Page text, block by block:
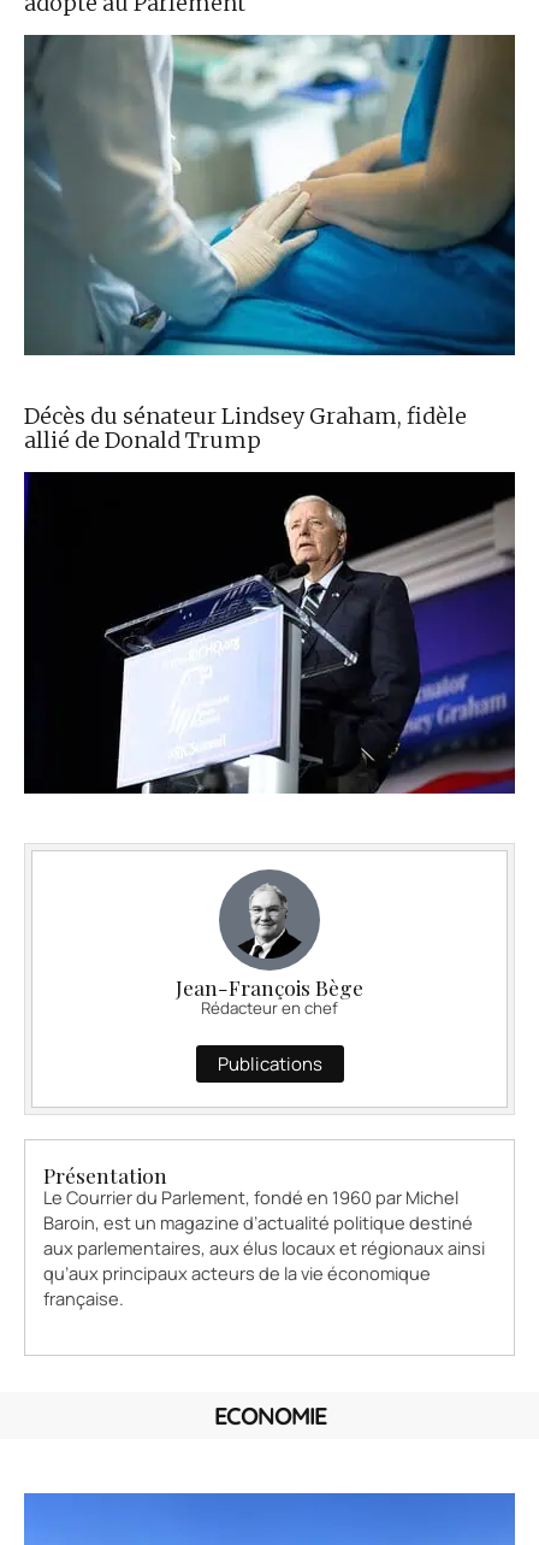
Décès du sénateur Lindsey Graham, fidèle
allié de Donald Trump
Jean-François Bège
Rédacteur en chef
Publications
Présentation
Le Courrier du Parlement, fondé en 1960 par Michel
Baroin, est un magazine d’actualité politique destiné
aux parlementaires, aux élus locaux et régionaux ainsi
qu’aux principaux acteurs de la vie économique
française.
ECONOMIE